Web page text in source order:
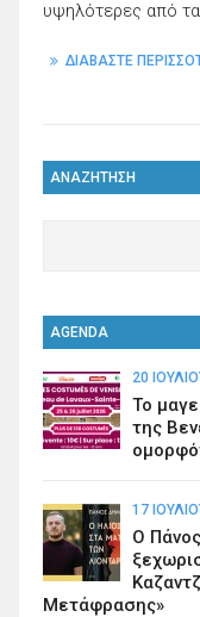
υψηλότερες από
ΔΙΑΒΑΣΤΕ
ΑΝΑΖΗΤΗΣΗ
AGENDA
20
Το
της
17
Ο
Μετάφρασης»